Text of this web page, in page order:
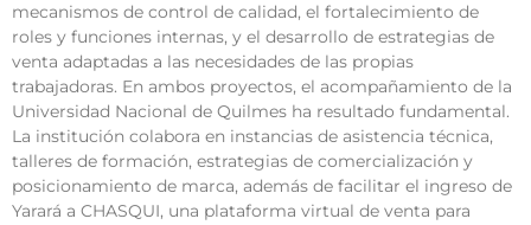
mecanismos de control de calidad, el fortalecimiento de
roles y funciones internas, y el desarrollo de estrategias de
venta adaptadas a las necesidades de las propias
trabajadoras. En ambos proyectos, el acompañamiento de la
Universidad Nacional de Quilmes ha resultado fundamental.
La institución colabora en instancias de asistencia técnica,
talleres de formación, estrategias de comercialización y
posicionamiento de marca, además de facilitar el ingreso de
Yarará a CHASQUI, una plataforma virtual de venta para